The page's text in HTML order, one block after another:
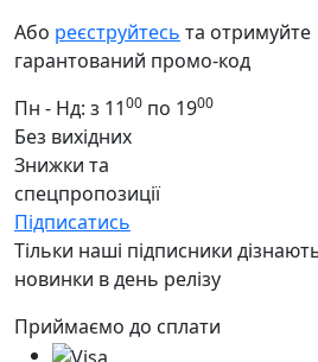
Або реєструйтесь та отримуйте
гарантований промо-код
Пн - Нд: з 1100 по 1900
Без вихідних
Знижки та
спецпропозиції
Підписатись
Тільки наші підписники
новинки в день релізу
Приймаємо до сплати